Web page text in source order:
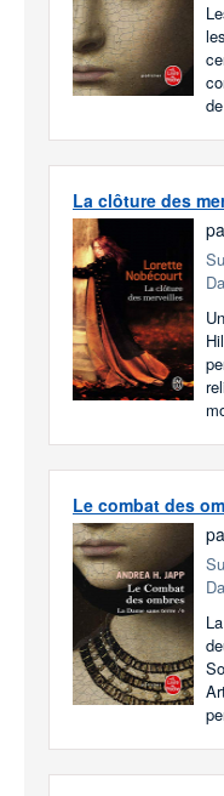
La clôture des
Le combat des